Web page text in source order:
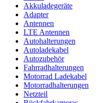
Akkuladegeräte
Adapter
Antennen
LTE Antennen
Autohalterungen
Autoladekabel
Autozubehör
Fahrradhalterungen
Motorrad Ladekabel
Motorradhalterungen
Netzteil